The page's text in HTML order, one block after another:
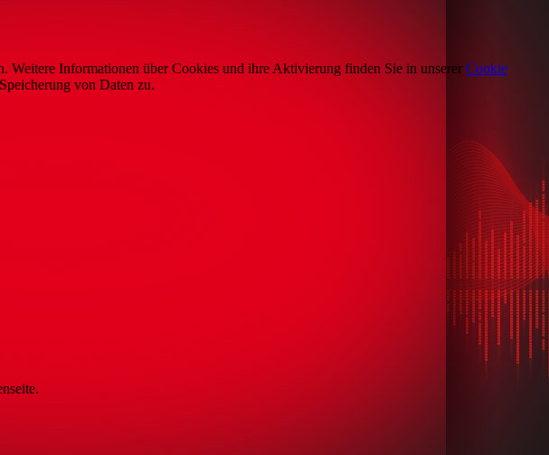
Weitere Informationen über Cookies und ihre Aktivierung finden Sie in unserer Cookie
von Daten zu.